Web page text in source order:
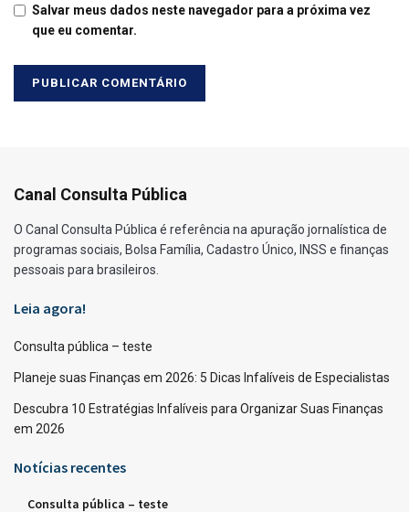
Salvar meus dados neste navegador para a próxima vez
que eu comentar.
Canal Consulta Pública
O Canal Consulta Pública é referência na apuração jornalística de
programas sociais, Bolsa Família, Cadastro Único, INSS e finanças
pessoais para brasileiros.
Leia agora!
Consulta pública – teste
Planeje suas Finanças em 2026: 5 Dicas Infalíveis de Especialistas
Descubra 10 Estratégias Infalíveis para Organizar Suas Finanças
em 2026
Notícias recentes
Consulta pública – teste